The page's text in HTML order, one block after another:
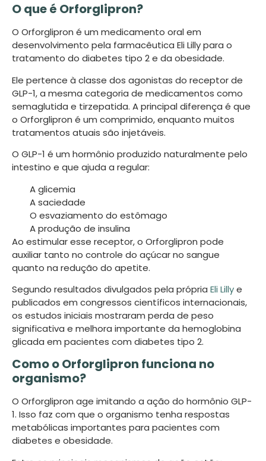
O que é Orforglipron?
O Orforglipron é um medicamento oral em
desenvolvimento pela farmacêutica Eli Lilly para o
tratamento do diabetes tipo 2 e da obesidade.
Ele pertence à classe dos agonistas do receptor de
GLP-1, a mesma categoria de medicamentos como
semaglutida e tirzepatida. A principal diferença é que
o Orforglipron é um comprimido, enquanto muitos
tratamentos atuais são injetáveis.
O GLP-1 é um hormônio produzido naturalmente pelo
intestino e que ajuda a regular:
A glicemia
A saciedade
O esvaziamento do estômago
A produção de insulina
Ao estimular esse receptor, o Orforglipron pode
auxiliar tanto no controle do açúcar no sangue
quanto na redução do apetite.
Segundo resultados divulgados pela própria Eli Lillye
publicados em congressos científicos internacionais,
os estudos iniciais mostraram perda de peso
significativa e melhora importante da hemoglobina
glicada em pacientes com diabetes tipo 2.
Como o Orforglipron funciona no
organismo?
O Orforglipron age imitando a ação do hormônio GLP-
1. Isso faz com que o organismo tenha respostas
metabólicas importantes para pacientes com
diabetes e obesidade.